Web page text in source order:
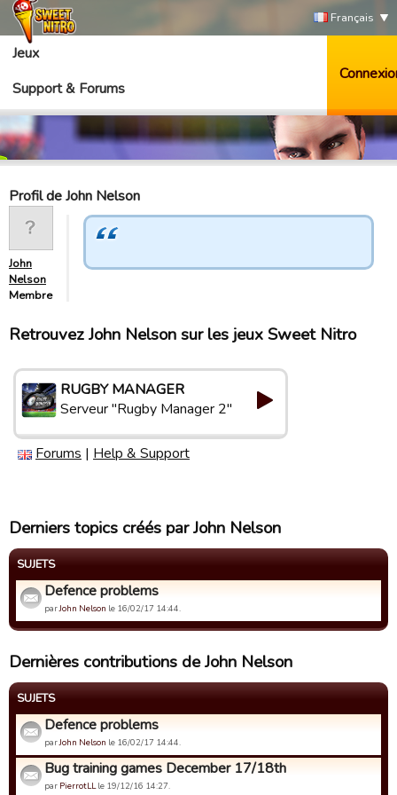
Français
Jeux
Support & Forums
Profil de John Nelson
John
Nelson
Membre
Retrouvez John Nelson sur les jeux Sweet Nitro
RUGBY MANAGER
Serveur "Rugby Manager 2"
Forums | Help & Support
Derniers topics créés par John Nelson
SUJETS
Defence problems
parJohn Nelson le 16/02/17 14:44.
Dernières contributions de John Nelson
SUJETS
Defence problems
parJohn Nelson le 16/02/17 14:44.
Bug training games December 17/18th
par PierrotLLle 19/12/16 14:27.